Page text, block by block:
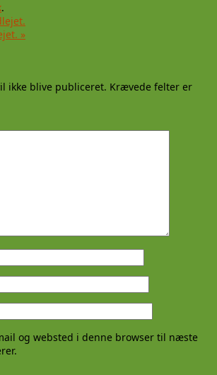
.
»
ikke blive publiceret. Krævede felter er
og websted i denne browser til næste